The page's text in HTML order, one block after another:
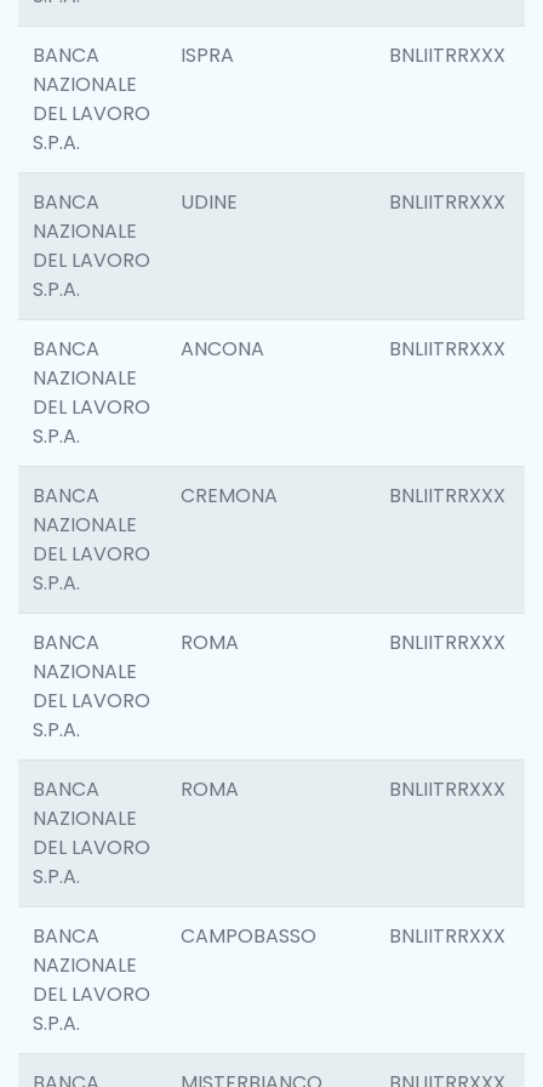
BANCA
NAZIONALE
DEL LAVORO
S.P.A.
ISPRA BNLIITRRXXX
BANCA
NAZIONALE
DEL LAVORO
S.P.A.
UDINE BNLIITRRXXX
BANCA
NAZIONALE
DEL LAVORO
S.P.A.
ANCONA BNLIITRRXXX
BANCA
NAZIONALE
DEL LAVORO
S.P.A.
CREMONA BNLIITRRXXX
BANCA
NAZIONALE
DEL LAVORO
S.P.A.
ROMA BNLIITRRXXX
BANCA
NAZIONALE
DEL LAVORO
S.P.A.
ROMA BNLIITRRXXX
BANCA
NAZIONALE
DEL LAVORO
S.P.A.
CAMPOBASSO BNLIITRRXXX